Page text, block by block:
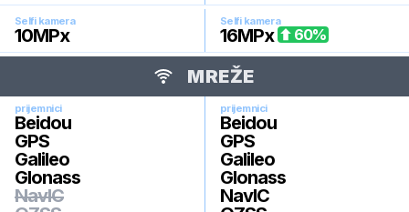
Selfi kamera
10MPx
Selfi kamera
16MPx 60%
MREŽE
prijemnici
Beidou
GPS
Galileo
Glonass
NavIC
prijemnici
Beidou
GPS
Galileo
Glonass
NavIC